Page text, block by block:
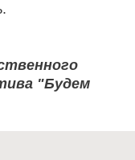
"Будем